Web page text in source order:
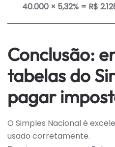
40.000 × 5,32% = R$
Conclusão:
tabelas do
pagar
O Simples Nacional é
usado corretamente.